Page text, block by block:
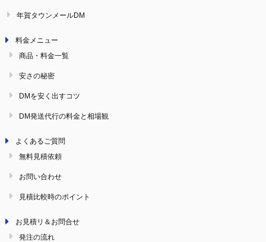
年賀タウンメールDM
料金メニュー
商品・料金一覧
安さの秘密
DMを安く出すコツ
DM発送代行の料金と相場観
よくあるご質問
無料見積依頼
お問い合わせ
見積比較時のポイント
お見積リ＆お問合せ
発注の流れ